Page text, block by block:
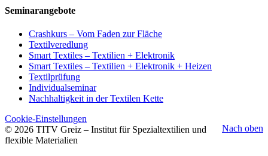
Seminarangebote
Crashkurs – Vom Faden zur Fläche
Textilveredlung
Smart Textiles – Textilien + Elektronik
Smart Textiles – Textilien + Elektronik + Heizen
Textilprüfung
Individualseminar
Nachhaltigkeit in der Textilen Kette
Nach oben
Cookie-Einstellungen
© 2026 TITV Greiz – Institut für Spezialtextilien und
flexible Materialien